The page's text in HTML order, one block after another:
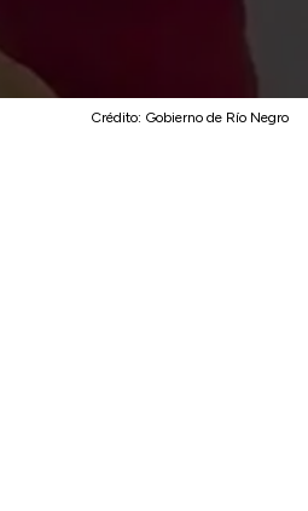
Crédito: Gobierno de Río Negro